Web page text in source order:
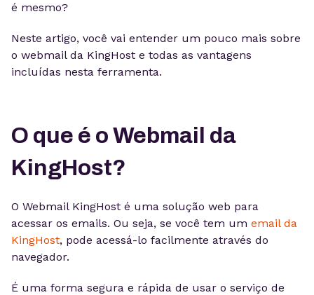
é mesmo?
Neste artigo, você vai entender um pouco mais sobre
o webmail da KingHost e todas as vantagens
incluídas nesta ferramenta.
O que é o Webmail da
KingHost?
O Webmail KingHost é uma solução web para
acessar os emails. Ou seja, se você tem um email da
KingHost, pode acessá-lo facilmente através do
navegador.
É uma forma segura e rápida de usar o serviço de